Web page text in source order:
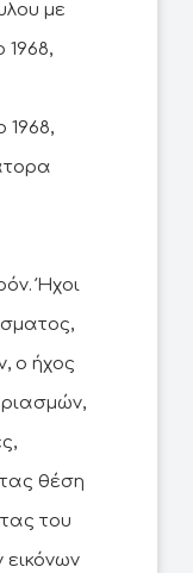
με
1968,
Ήχοι
ο ήχος
θέση
του